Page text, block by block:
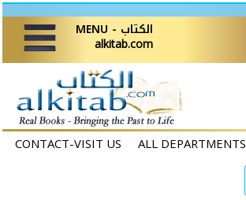
MENU - الكتاب
alkitab.com
CONTACT-VISIT US ALL DEPARTMENTS